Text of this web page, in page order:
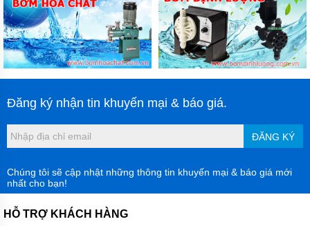
Đăng ký nhận tin khuyến mại & báo giá.
ĐĂNG KÝ
Chúng tôi sẽ cập nhật những thông tin khuyến mại & báo giá mới
nhất cho bạn!
HỖ TRỢ KHÁCH HÀNG